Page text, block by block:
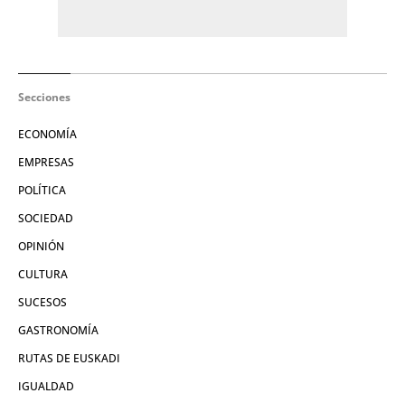
Secciones
ECONOMÍA
EMPRESAS
POLÍTICA
SOCIEDAD
OPINIÓN
CULTURA
SUCESOS
GASTRONOMÍA
RUTAS DE EUSKADI
IGUALDAD